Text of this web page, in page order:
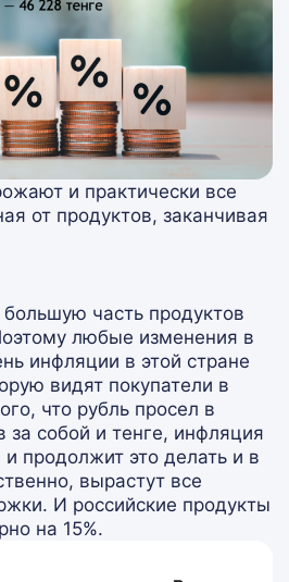
и практически все
от продуктов, заканчивая
большую часть продуктов
любые изменения в
инфляции в этой стране
видят покупатели в
что рубль просел в
за собой и тенге, инфляция
продолжит это делать и в
вырастут все
И российские продукты
на 15%.